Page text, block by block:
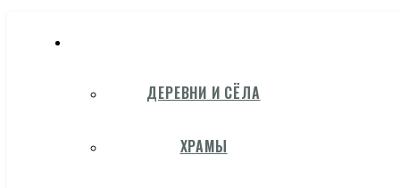
ДЕРЕВНИ И СЁЛА
ХРАМЫ